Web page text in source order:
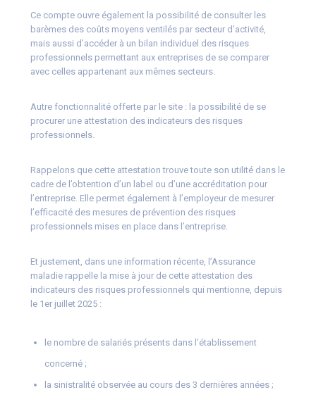
Ce compte ouvre également la possibilité de consulter les
barèmes des coûts moyens ventilés par secteur d’activité,
mais aussi d’accéder à un bilan individuel des risques
professionnels permettant aux entreprises de se comparer
avec celles appartenant aux mêmes secteurs.
Autre fonctionnalité offerte par le site : la possibilité de se
procurer une attestation des indicateurs des risques
professionnels.
Rappelons que cette attestation trouve toute son utilité dans le
cadre de l’obtention d’un label ou d’une accréditation pour
l’entreprise. Elle permet également à l’employeur de mesurer
l’efficacité des mesures de prévention des risques
professionnels mises en place dans l’entreprise.
Et justement, dans une information récente, l’Assurance
maladie rappelle la mise à jour de cette attestation des
indicateurs des risques professionnels qui mentionne, depuis
le 1er juillet 2025 :
le nombre de salariés présents dans l’établissement
concerné ;
la sinistralité observée au cours des 3 dernières années ;